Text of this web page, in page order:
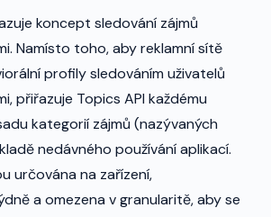
koncept sledování zájmů
Namísto toho, aby reklamní sítě
profily sledováním uživatelů
přiřazuje Topics API každému
kategorií zájmů (nazývaných
nedávného používání aplikací.
určována na zařízení,
a omezena v granularitě, aby se